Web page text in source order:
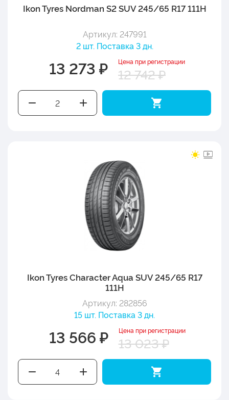
Ikon Tyres Nordman S2 SUV 245/65 R17 111H
Артикул: 247991
2 шт. Поставка 3 дн.
13 273 ₽ Цена при регистрации
12 742 ₽
Ikon Tyres Character Aqua SUV 245/65 R17
111H
Артикул: 282856
15 шт. Поставка 3 дн.
13 566 ₽ Цена при регистрации
13 023 ₽